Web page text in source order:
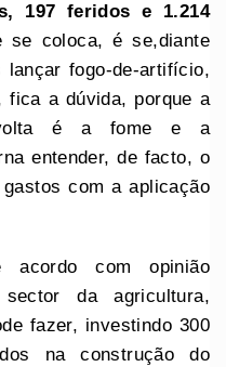
197 feridos e 1.214
se coloca, é se,diante
lançar fogo-de-artifício,
fica a dúvida, porque a
é a fome e a
entender, de facto, o
com a aplicação
com opinião
da agricultura,
fazer, investindo 300
na construção do